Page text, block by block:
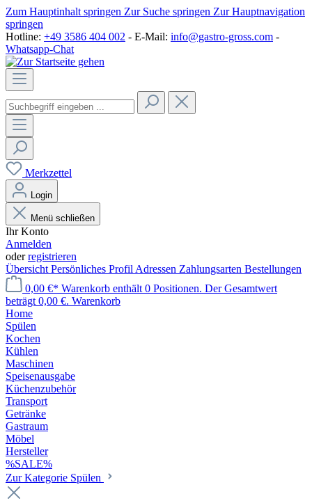
Zum Hauptinhalt springen Zur Suche springen Zur Hauptnavigation
springen
Hotline: +49 3586 404 002 - E-Mail: info@gastro-gross.com -
Whatsapp-Chat
Merkzettel
Login
Menü schließen
Ihr Konto
Anmelden
oderregistrieren
Übersicht Persönliches Profil Adressen Zahlungsarten Bestellungen
0,00 €* Warenkorb enthält 0 Positionen. Der Gesamtwert
beträgt 0,00 €. Warenkorb
Home
Spülen
Kochen
Kühlen
Maschinen
Speisenausgabe
Küchenzubehör
Transport
Getränke
Gastraum
Möbel
Hersteller
%SALE%
Zur Kategorie Spülen